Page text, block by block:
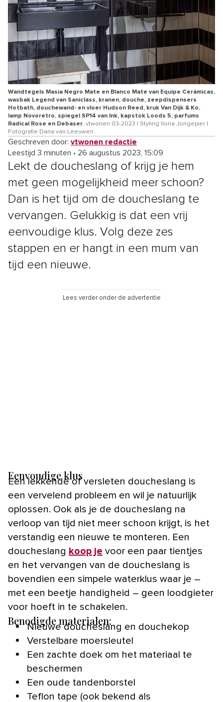
Wandtegels Masia Negro Mate en Blanco Mate van Equipe Cerámicas,
wasbak Legend van Saniclass, kranen, douche, zeepdispensers
Hotbath, douchewand- en vloer Hudson Reed, kruk Van Dijk & Ko,
lamp Novoretro, spiegel SP14 van Ink, kapstok Loods 5, parfums
Radical Rose en Debaser. vtwonen 03-2023 | Styling Ilona Jongepier |
Fotografie Dana van Leeuwen
Geschreven door: vtwonen redactie
Leestijd 3 minuten • 26 augustus 2023, 15:09
Lekt de doucheslang of krijg je hem
met geen mogelijkheid meer schoon?
Dan is het tijd om de doucheslang te
vervangen. Gelukkig is dat een vrij
eenvoudige klus. Volg deze zes
stappen en er hangt in een mum van
tijd een nieuwe.
Lees verder onder de advertentie
Eenvoudige klus
Een lekkende of versleten doucheslang is
een vervelend probleem en wil je natuurlijk
oplossen. Ook als je de doucheslang na
verloop van tijd niet meer schoon krijgt, is het
verstandig een nieuwe te monteren. Een
doucheslang koop je voor een paar tientjes
en het vervangen van de doucheslang is
bovendien een simpele waterklus waar je –
met een beetje handigheid – geen loodgieter
voor hoeft in te schakelen.
Benodigde materialen:
Nieuwe doucheslang en douchekop
Verstelbare moersleutel
Een zachte doek om het materiaal te
beschermen
Een oude tandenborstel
Teflon tape (ook bekend als